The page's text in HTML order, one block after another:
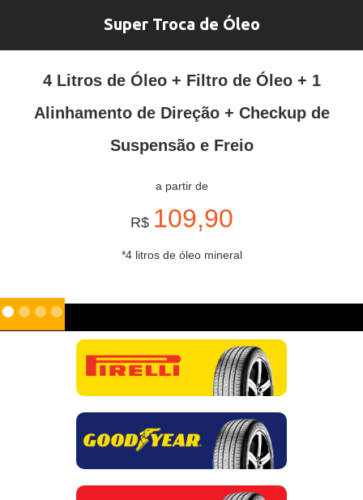
Super Troca de Óleo
4 Litros de Óleo + Filtro de Óleo + 1
Alinhamento de Direção + Checkup de
Suspensão e Freio
a partir de
R$ 109,90
*4 litros de óleo mineral